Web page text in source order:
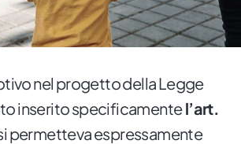
nel progetto della Legge
inserito specificamentel’art.
permetteva espressamente